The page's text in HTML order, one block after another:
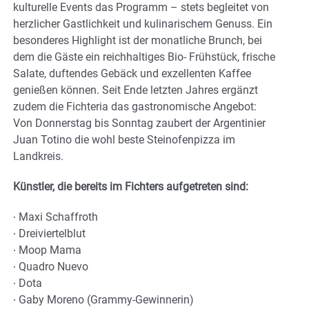
kulturelle Events das Programm – stets begleitet von
herzlicher Gastlichkeit und kulinarischem Genuss. Ein
besonderes Highlight ist der monatliche Brunch, bei
dem die Gäste ein reichhaltiges Bio- Frühstück, frische
Salate, duftendes Gebäck und exzellenten Kaffee
genießen können. Seit Ende letzten Jahres ergänzt
zudem die Fichteria das gastronomische Angebot:
Von Donnerstag bis Sonntag zaubert der Argentinier
Juan Totino die wohl beste Steinofenpizza im
Landkreis.
Künstler, die bereits im Fichters aufgetreten sind:
∙ Maxi Schaffroth
∙ Dreiviertelblut
∙ Moop Mama
∙ Quadro Nuevo
∙ Dota
∙ Gaby Moreno (Grammy-Gewinnerin)